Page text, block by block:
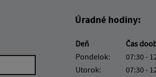
Úradné hodiny:
Deň Čas
Pondelok:
07:30 -
Utorok:
07:30 -